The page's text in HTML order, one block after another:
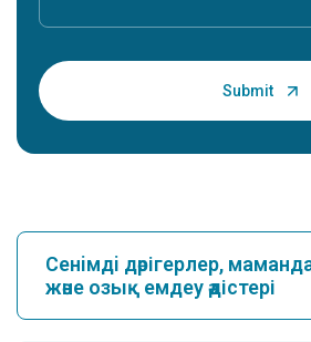
Сенiмдi дәрігерлер,
және озық емдеу әдістері